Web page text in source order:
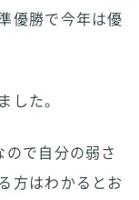
優勝で今年は優
した。
で自分の弱さ
方はわかるとお